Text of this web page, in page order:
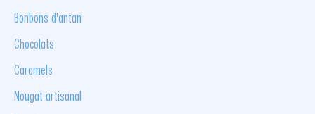
Bonbons d'antan
Chocolats
Caramels
Nougat artisanal